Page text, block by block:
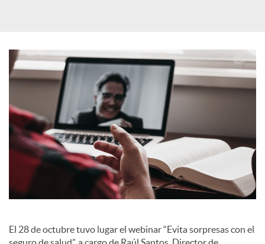
o
c
i
a
l
El 28 de octubre tuvo lugar el webinar “Evita sorpresas con el